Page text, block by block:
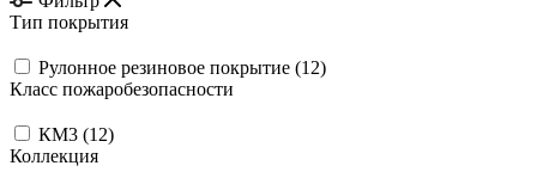
Тип покрытия
Рулонное резиновое покрытие (12)
Класс пожаробезопасности
КМ3 (12)
Коллекция